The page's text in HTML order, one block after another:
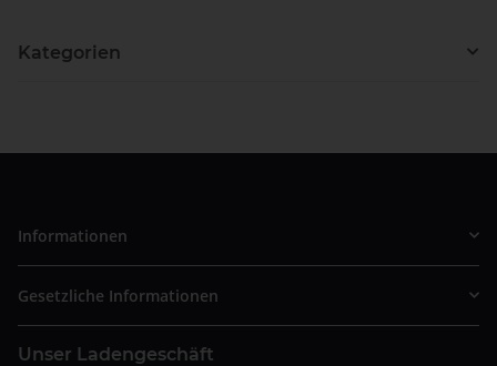
Kategorien
Informationen
Gesetzliche Informationen
Unser Ladengeschäft